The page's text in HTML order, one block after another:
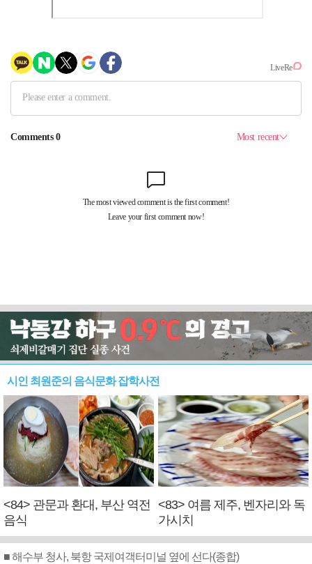
시인 최원준의 음식문화 잡학사전
<84> 관문과 환대, 부산 역전
음식
<83> 여름 제주, 벤자리와 독
가시치
■ 해수부 청사, 북항 국제여객터미널 옆에 선다(종합)